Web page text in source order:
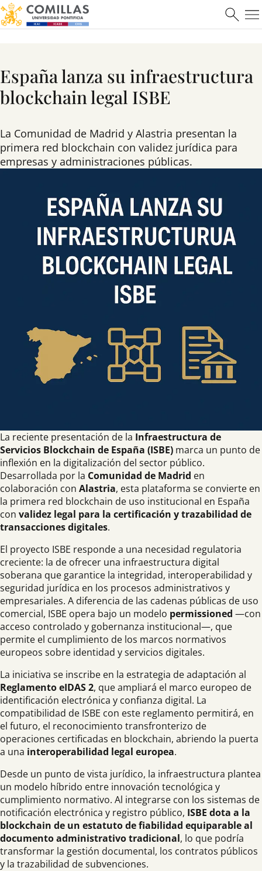
España lanza su infraestructura
blockchain legal ISBE
La Comunidad de Madrid y Alastria presentan la
primera red blockchain con validez jurídica para
empresas y administraciones públicas.
La reciente presentación de la Infraestructura de
Servicios Blockchain de España (ISBE) marca un punto de
inflexión en la digitalización del sector público.
Desarrollada por la Comunidad de Madrid en
colaboración con Alastria, esta plataforma se convierte en
la primera red blockchain de uso institucional en España
con validez legal para la certificación y trazabilidad de
transacciones digitales.
El proyecto ISBE responde a una necesidad regulatoria
creciente: la de ofrecer una infraestructura digital
soberana que garantice la integridad, interoperabilidad y
seguridad jurídica en los procesos administrativos y
empresariales. A diferencia de las cadenas públicas de uso
comercial, ISBE opera bajo un modelo permissioned —con
acceso controlado y gobernanza institucional—, que
permite el cumplimiento de los marcos normativos
europeos sobre identidad y servicios digitales.
La iniciativa se inscribe en la estrategia de adaptación al
Reglamento eIDAS 2, que ampliará el marco europeo de
identificación electrónica y confianza digital. La
compatibilidad de ISBE con este reglamento permitirá, en
el futuro, el reconocimiento transfronterizo de
operaciones certificadas en blockchain, abriendo la puerta
a una interoperabilidad legal europea.
Desde un punto de vista jurídico, la infraestructura plantea
un modelo híbrido entre innovación tecnológica y
cumplimiento normativo. Al integrarse con los sistemas de
notificación electrónica y registro público, ISBE dota a la
blockchain de un estatuto de fiabilidad equiparable al
documento administrativo tradicional, lo que podría
transformar la gestión documental, los contratos públicos
y la trazabilidad de subvenciones.